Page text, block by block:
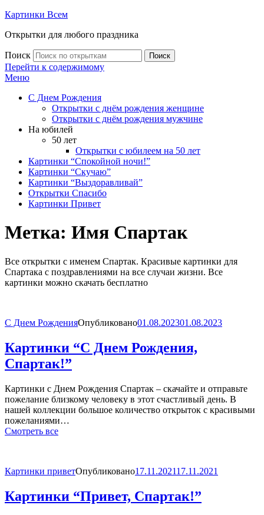
Картинки Всем
Открытки для любого праздника
Поиск Поиск
Перейти к содержимому
Меню
С Днем Рождения
Открытки с днём рождения женщине
Открытки с днём рождения мужчине
На юбилей
50 лет
Открытки с юбилеем на 50 лет
Картинки “Спокойной ночи!”
Картинки “Скучаю”
Картинки “Выздоравливай”
Открытки Спасибо
Картинки Привет
Метка: Имя Спартак
Все открытки с именем Спартак. Красивые картинки для
Спартака с поздравлениями на все случаи жизни. Все
картинки можно скачать бесплатно
С Днем РожденияОпубликовано01.08.202301.08.2023
Картинки “С Днем Рождения,
Спартак!”
Картинки с Днем Рождения Спартак – скачайте и отправьте
пожелание близкому человеку в этот счастливый день. В
нашей коллекции большое количество открыток с красивыми
пожеланиями…
Смотреть все
Картинки приветОпубликовано17.11.202117.11.2021
Картинки “Привет, Спартак!”